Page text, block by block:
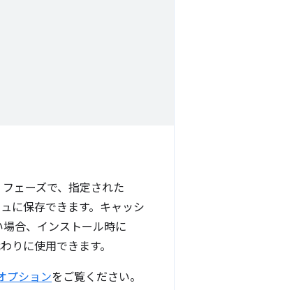
フェーズで、指定された
に保存できます。キャッシ
合、インストール時に
りに使用できます。
プションをご覧ください。